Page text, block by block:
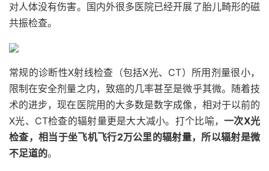
对人体没有伤害。国内外很多医院已经开展了胎儿畸形的磁
共振检查。
常规的诊断性X射线检查（包括X光、CT）所用剂量很小，
限制在安全剂量之内，致癌的几率甚至是微乎其微。随着技
术的进步，现在医院用的大多数是数字成像，相对于以前的
X光、CT检查的辐射量更是大大减小。打个比喻，一次X光
检查，相当于坐飞机飞行2万公里的辐射量，所以辐射是微
不足道的。